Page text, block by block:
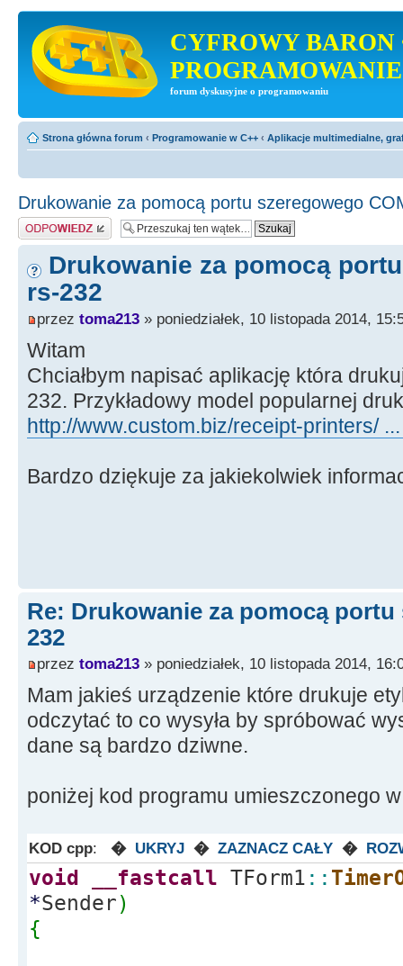
CYFROWY BARON
PROGRAMOWANIE
forum dyskusyjne o programowaniu
Strona główna forum ‹ Programowanie w C++ ‹ Aplikacje multimedialne,
Drukowanie za pomocą portu szeregowego
Odpowiedz
Drukowanie za pomocą
rs-232
przez toma213 » poniedziałek, 10 listopada 2014,
Witam
Chciałbym napisać aplikację która
232. Przykładowy model popularnej
http://www.custom.biz/receipt-printers/
Bardzo dziękuje za jakiekolwiek
Re: Drukowanie za pomocą
232
przez toma213 » poniedziałek, 10 listopada 2014,
Mam jakieś urządzenie które drukuje
odczytać to co wysyła by spróbować
dane są bardzo dziwne.
poniżej kod programu umieszczonego
KOD cpp: � UKRYJ � ZAZNACZ CAŁY �
void __fastcall TForm1 ::
*Sender)
{